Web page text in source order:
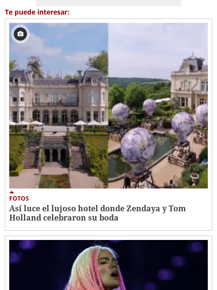
Te puede interesar:
FOTOS
Así luce el lujoso hotel donde Zendaya y Tom
Holland celebraron su boda